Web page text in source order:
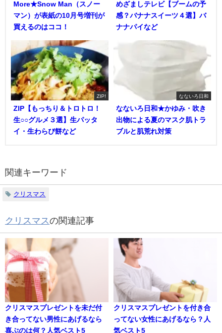
More★Snow Man（スノー
マン）が表紙の10月号増刊が
買えるのはココ！
めざましテレビ【ブームの予
感？バナナスイーツ４選】バ
ナナパイなど
ZIP!
ZIP【もっちり＆トロトロ！
生○○グルメ３選】生パッタ
イ・生わらび餅など
なないろ日和
なないろ日和★かゆみ・吹き
出物による夏のマスク肌トラ
ブルと肌荒れ対策
関連キーワード
クリスマス
クリスマスの関連記事
クリスマスプレゼントを未だ付
き合ってない男性にあげるなら
喜ぶのは何？人気ベスト5
クリスマスプレゼントを付き合
ってない女性にあげるなら？人
気ベスト5